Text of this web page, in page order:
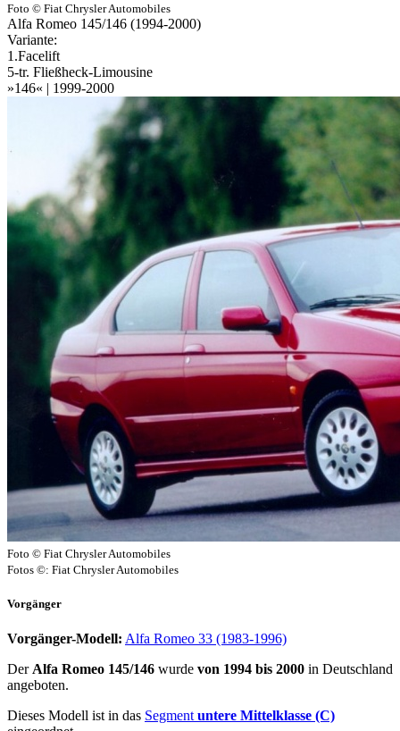
Foto © Fiat Chrysler Automobiles
Alfa Romeo 145/146 (1994-2000)
Variante:
1.Facelift
5-tr. Fließheck-Limousine
»146« | 1999-2000
Foto © Fiat Chrysler Automobiles
Fotos ©: Fiat Chrysler Automobiles
Vorgänger
Vorgänger-Modell: Alfa Romeo 33 (1983-1996)
Der Alfa Romeo 145/146 wurde von 1994 bis 2000 in Deutschland
angeboten.
Dieses Modell ist in das Segment untere Mittelklasse (C)